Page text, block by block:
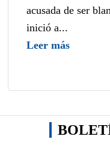
acusada de ser
inició a...
Leer más